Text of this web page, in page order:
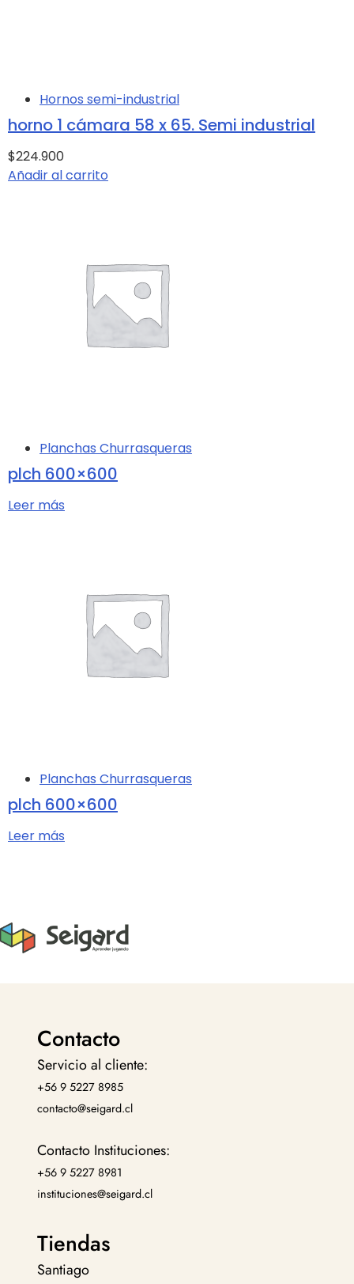
Hornos semi-industrial
horno 1 cámara 58 x 65. Semi industrial
$224.900
Añadir al carrito
Planchas Churrasqueras
plch 600×600
Leer más
Planchas Churrasqueras
plch 600×600
Leer más
Contacto
Servicio al cliente:
+56 9 5227 8985
contacto@seigard.cl
Contacto Instituciones:
+56 9 5227 8981
instituciones@seigard.cl
Tiendas
Santiago